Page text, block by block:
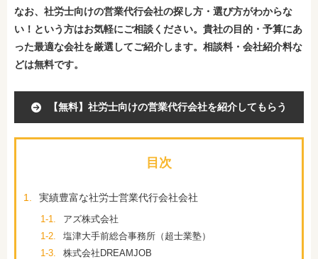
なお、社労士向けの営業代行会社の探し方・選び方がわからな
い！という方はお気軽にご相談ください。貴社の目的・予算にあ
った最適な会社を厳選してご紹介します。相談料・会社紹介料な
どは無料です。
【無料】社労士向けの営業代行会社を紹介してもらう
目次
1. 実績豊富な社労士営業代行会社会社
1-1.
アズ株式会社
1-2.
塩津大手前総合事務所（超士業塾）
1-3.
株式会社DREAMJOB